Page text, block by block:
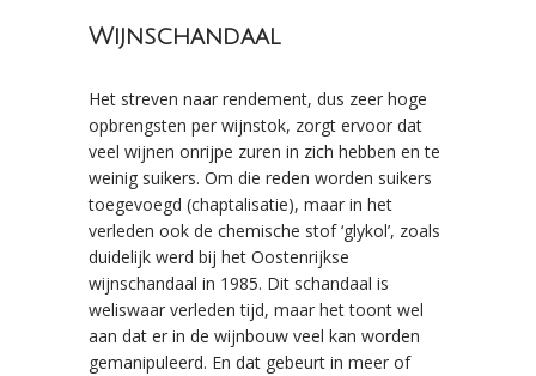
Wijnschandaal
Het streven naar rendement, dus zeer hoge
opbrengsten per wijnstok, zorgt ervoor dat
veel wijnen onrijpe zuren in zich hebben en te
weinig suikers. Om die reden worden suikers
toegevoegd (chaptalisatie), maar in het
verleden ook de chemische stof ‘glykol’, zoals
duidelijk werd bij het Oostenrijkse
wijnschandaal in 1985. Dit schandaal is
weliswaar verleden tijd, maar het toont wel
aan dat er in de wijnbouw veel kan worden
gemanipuleerd. En dat gebeurt in meer of